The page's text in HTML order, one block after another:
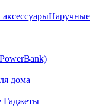
Наручные
дома
Гаджеты